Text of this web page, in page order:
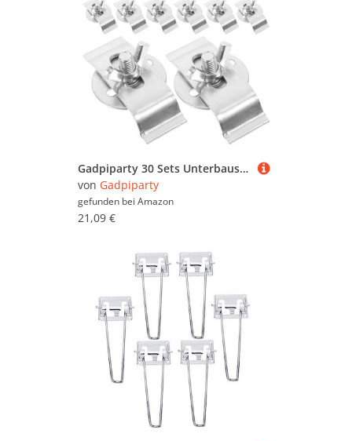
Gadpiparty 30 Sets Unterbauspüle Montageclips: Spülbeckenhalterungen aus Edelstahl für Küche und Bad, Befestigungsmaterial für Unterbaubecken
von Gadpiparty
gefunden bei Amazon
21,09 €